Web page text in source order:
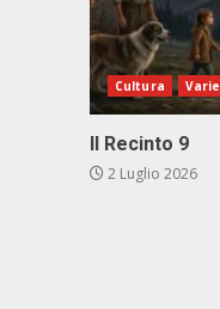
Cultura Varie
Il Recinto 9
2 Luglio 2026